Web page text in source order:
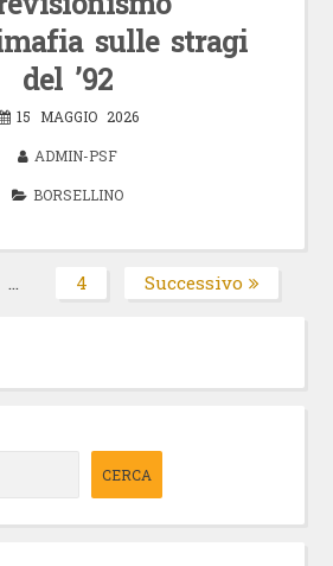
sulle stragi
del ’92
15 MAGGIO 2026
ADMIN-PSF
BORSELLINO
… Pagina
4 Successivo
CERCA